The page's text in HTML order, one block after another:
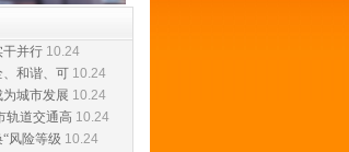
干并行 10.24
、和谐、可 10.24
为城市发展 10.24
轨道交通高 10.24
风险等级 10.24